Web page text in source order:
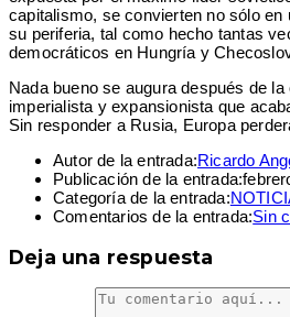
capitalismo, se convierten no sólo
su periferia, tal como hecho tantas
democráticos en Hungría y
Nada bueno se augura después de
imperialista y expansionista que
Sin responder a Rusia, Europa
Autor de la entrada:Ricardo
Publicación de la entrada:
Categoría de la entrada:
Comentarios de la entrada:Sin
Deja una respuesta